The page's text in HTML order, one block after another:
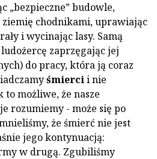
„bezpieczne” budowle,
ziemię chodnikami, uprawiając
i wycinając lasy. Samą
zaprzęgając jej
do pracy, która ją coraz
śmiercii nie
możliwe, że nasze
rozumiemy - może się po
że śmierć nie jest
jego kontynuacją:
w drugą. Zgubiliśmy